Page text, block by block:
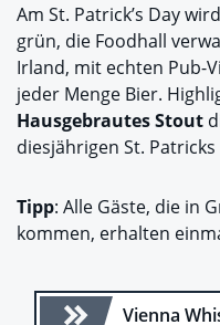
Am St. Patrick’s Day
grün, die Foodhall
Irland, mit echten Pub-
jeder Menge Bier.
Hausgebrautes Stout
diesjährigen St.
Tipp: Alle Gäste, die in
kommen, erhalten
Vienna